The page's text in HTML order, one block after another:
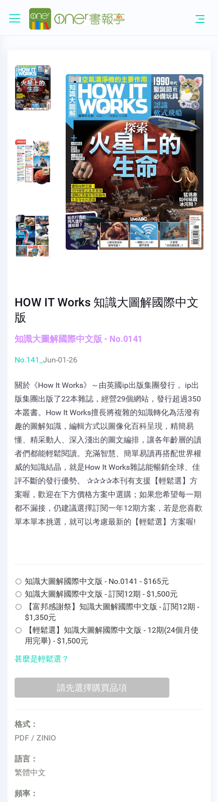
HOW IT Works 知識大圖解國際中文
版
知識大圖解國際中文版 - No.0141
No.141_ Jun-01-26
關於《How It Works》～由英國ip出版集團發行， ip出
版集團出版了22本雜誌，經營29個網站，發行超過350
本叢書。How It Works擅長將複雜的知識轉化為活潑有
趣的圖解知識，編輯方式以圖像化百科呈現，精簡易
懂、精采動人、深入淺出的圖文編排，讓各年齡層的讀
者們都能輕鬆閱讀。充滿智慧、簡單易讀再搭配世界權
威的知識結晶，就是How It Works雜誌能暢銷全球、佳
評不斷的發行優勢。 ✰✰✰✰本刊有支援【輕鬆選】方
案喔，歡迎在下方價格方案中選購；如果您希望每一期
都不漏接，仍建議選擇訂閱一年12期方案，若是您喜歡
單本單本挑選，就可以考慮最新的【輕鬆選】方案喔!
知識大圖解國際中文版 - No.0141 - $165元
知識大圖解國際中文版 - 訂閱12期 - $1,500元
【富邦感謝祭】知識大圖解國際中文版 - 訂閱12期 -
$1,350元
【輕鬆選】知識大圖解國際中文版 - 12期(24個月使
用完畢) - $1,500元
甚麼是輕鬆選？
格式：
PDF / ZINIO
語言：
繁體中文
頻率：